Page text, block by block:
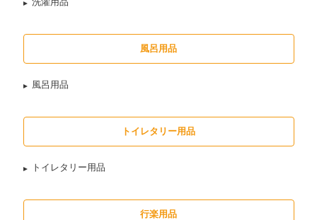
風呂用品
風呂用品
トイレタリー用品
トイレタリー用品
行楽用品